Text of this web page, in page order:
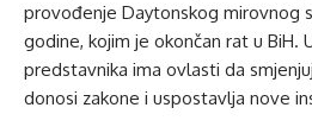
provođenje Daytonskog mirovnog
godine, kojim je okončan rat u BiH.
predstavnika ima ovlasti da
donosi zakone i uspostavlja nove